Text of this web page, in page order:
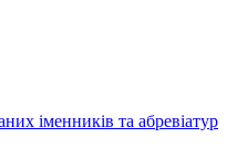
іменників та абревіатур